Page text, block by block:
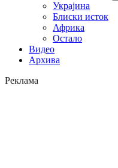
Украјина
Блиски исток
Африка
Остало
Видео
Архива
Реклама